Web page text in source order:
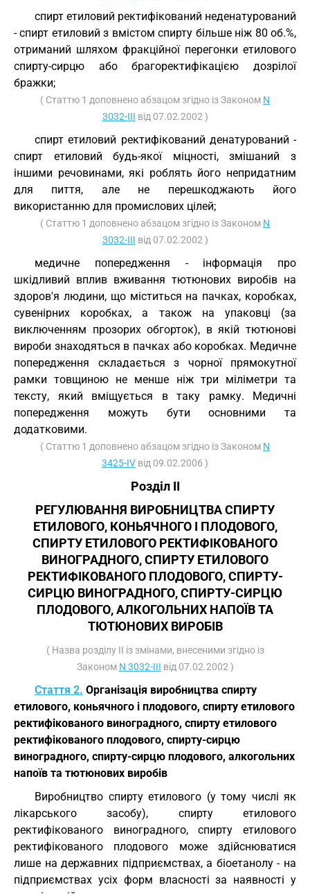
спирт етиловий ректифікований неденатурований
- спирт етиловий з вмістом спирту більше ніж 80 об.%,
отриманий шляхом фракційної перегонки етилового
спирту-сирцю або брагоректифікацією дозрілої
бражки;
( Статтю 1 доповнено абзацом згідно із Законом N
3032-III від 07.02.2002 )
спирт етиловий ректифікований денатурований -
спирт етиловий будь-якої міцності, змішаний з
іншими речовинами, які роблять його непридатним
для пиття, але не перешкоджають його
використанню для промислових цілей;
( Статтю 1 доповнено абзацом згідно із Законом N
3032-III від 07.02.2002 )
медичне попередження - інформація про
шкідливий вплив вживання тютюнових виробів на
здоров'я людини, що міститься на пачках, коробках,
сувенірних коробках, а також на упаковці (за
виключенням прозорих обгорток), в якій тютюнові
вироби знаходяться в пачках або коробках. Медичне
попередження складається з чорної прямокутної
рамки товщиною не менше ніж три міліметри та
тексту, який вміщується в таку рамку. Медичні
попередження можуть бути основними та
додатковими.
( Статтю 1 доповнено абзацом згідно із Законом N
3425-IV від 09.02.2006 )
Розділ II
РЕГУЛЮВАННЯ ВИРОБНИЦТВА СПИРТУ
ЕТИЛОВОГО, КОНЬЯЧНОГО І ПЛОДОВОГО,
СПИРТУ ЕТИЛОВОГО РЕКТИФІКОВАНОГО
ВИНОГРАДНОГО, СПИРТУ ЕТИЛОВОГО
РЕКТИФІКОВАНОГО ПЛОДОВОГО, СПИРТУ-
СИРЦЮ ВИНОГРАДНОГО, СПИРТУ-СИРЦЮ
ПЛОДОВОГО, АЛКОГОЛЬНИХ НАПОЇВ ТА
ТЮТЮНОВИХ ВИРОБІВ
( Назва розділу II із змінами, внесеними згідно із
Законом N 3032-III від 07.02.2002 )
Стаття 2. Організація виробництва спирту
етилового, коньячного і плодового, спирту етилового
ректифікованого виноградного, спирту етилового
ректифікованого плодового, спирту-сирцю
виноградного, спирту-сирцю плодового, алкогольних
напоїв та тютюнових виробів
Виробництво спирту етилового (у тому числі як
лікарського засобу), спирту етилового
ректифікованого виноградного, спирту етилового
ректифікованого плодового може здійснюватися
лише на державних підприємствах, а біоетанолу - на
підприємствах усіх форм власності за наявності у